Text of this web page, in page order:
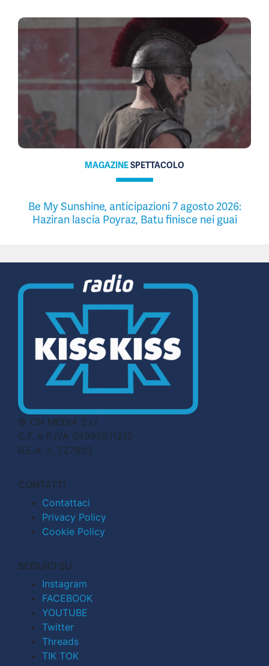
MAGAZINESPETTACOLO
Be My Sunshine, anticipazioni 7 agosto 2026:
Haziran lascia Poyraz, Batu finisce nei guai
© CN MEDIA S.r.l.
C.F. e P.IVA 04998911210
R.E.A. n. 727803
CONTATTI
Contattaci
Privacy Policy
Cookie Policy
SEGUICI SU
Instagram
FACEBOOK
YOUTUBE
Twitter
Threads
TIK TOK